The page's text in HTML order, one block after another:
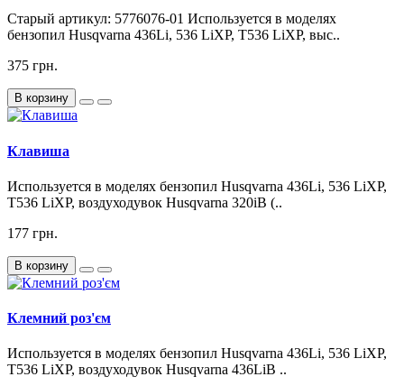
Старый артикул: 5776076-01 Используется в моделях
бензопил Husqvarna 436Li, 536 LiXP, T536 LiXP, выс..
375 грн.
В корзину
Клавиша
Используется в моделях бензопил Husqvarna 436Li, 536 LiXP,
T536 LiXP, воздуходувок Husqvarna 320iB (..
177 грн.
В корзину
Клемний роз'єм
Используется в моделях бензопил Husqvarna 436Li, 536 LiXP,
T536 LiXP, воздуходувок Husqvarna 436LiB ..